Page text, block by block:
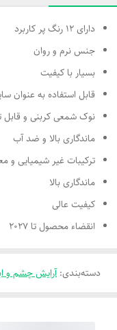
دارای 12 رنگ پر کاربرد
جنس نرم و روان
بسیار با کیفیت
قابل استفاده به عنوان
نوک شمعی کربنی و قابل
ماندگاری بالا و ضد آب
ترکیبات غیر شیمیایی و
ماندگاری بالا
کیفیت عالی
انقضاء محصول تا 2027
دسته‌بندی:آرایش چشم و